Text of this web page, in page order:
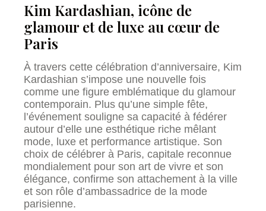
Kim Kardashian, icône de
glamour et de luxe au cœur de
Paris
À travers cette célébration d’anniversaire, Kim
Kardashian s’impose une nouvelle fois
comme une figure emblématique du glamour
contemporain. Plus qu’une simple fête,
l’événement souligne sa capacité à fédérer
autour d’elle une esthétique riche mêlant
mode, luxe et performance artistique. Son
choix de célébrer à Paris, capitale reconnue
mondialement pour son art de vivre et son
élégance, confirme son attachement à la ville
et son rôle d’ambassadrice de la mode
parisienne.